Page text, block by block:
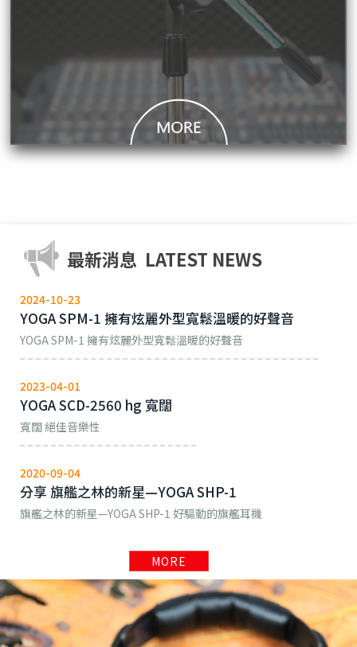
最新消息 LATEST NEWS
2024-10-23
YOGA SPM-1 擁有炫麗外型寬鬆溫暖的好聲音
YOGA SPM-1 擁有炫麗外型寬鬆溫暖的好聲音
2023-04-01
YOGA SCD-2560 hg 寬闊
寬闊 絕佳音樂性
2020-09-04
分享 旗艦之林的新星—YOGA SHP-1
旗艦之林的新星—YOGA SHP-1 好驅動的旗艦耳機
MORE